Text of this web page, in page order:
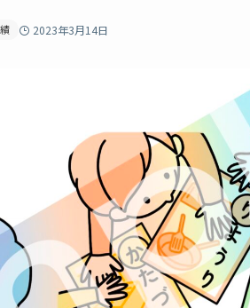
2023年3月14日